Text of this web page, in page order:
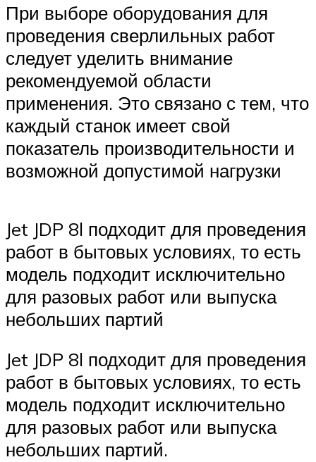
При выборе оборудования для
проведения сверлильных работ
следует уделить внимание
рекомендуемой области
применения. Это связано с тем, что
каждый станок имеет свой
показатель производительности и
возможной допустимой нагрузки
Jet JDP 8l подходит для проведения
работ в бытовых условиях, то есть
модель подходит исключительно
для разовых работ или выпуска
небольших партий
Jet JDP 8l подходит для проведения
работ в бытовых условиях, то есть
модель подходит исключительно
для разовых работ или выпуска
небольших партий.